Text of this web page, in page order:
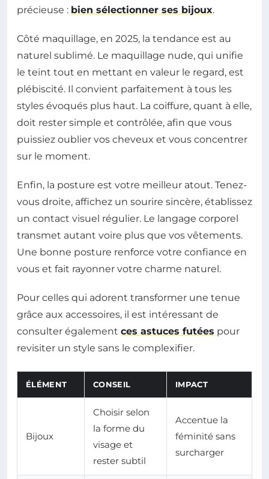
précieuse : bien sélectionner ses bijoux.
Côté maquillage, en 2025, la tendance est au
naturel sublimé. Le maquillage nude, qui unifie
le teint tout en mettant en valeur le regard, est
plébiscité. Il convient parfaitement à tous les
styles évoqués plus haut. La coiffure, quant à elle,
doit rester simple et contrôlée, afin que vous
puissiez oublier vos cheveux et vous concentrer
sur le moment.
Enfin, la posture est votre meilleur atout. Tenez-
vous droite, affichez un sourire sincère, établissez
un contact visuel régulier. Le langage corporel
transmet autant voire plus que vos vêtements.
Une bonne posture renforce votre confiance en
vous et fait rayonner votre charme naturel.
Pour celles qui adorent transformer une tenue
grâce aux accessoires, il est intéressant de
consulter également ces astuces futées pour
revisiter un style sans le complexifier.
ÉLÉMENT CONSEIL IMPACT
Bijoux
Choisir selon
la forme du
visage et
rester subtil
Accentue la
féminité sans
surcharger